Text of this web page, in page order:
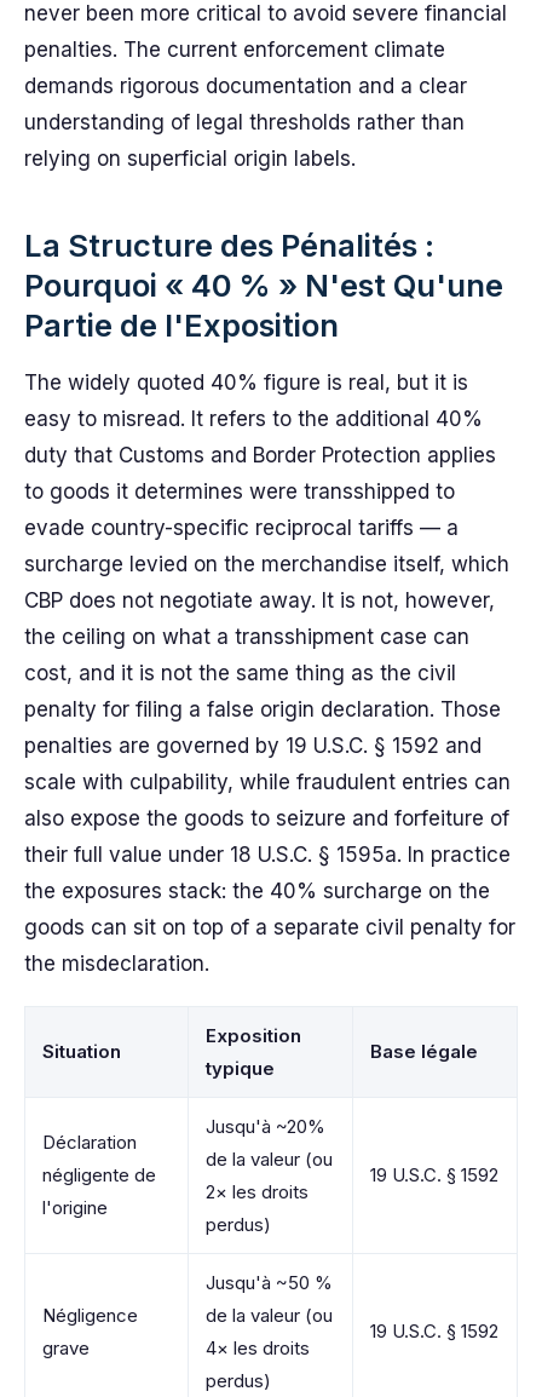
never been more critical to avoid severe financial
penalties. The current enforcement climate
demands rigorous documentation and a clear
understanding of legal thresholds rather than
relying on superficial origin labels.
La Structure des Pénalités :
Pourquoi « 40 % » N'est Qu'une
Partie de l'Exposition
The widely quoted 40% figure is real, but it is
easy to misread. It refers to the additional 40%
duty that Customs and Border Protection applies
to goods it determines were transshipped to
evade country-specific reciprocal tariffs — a
surcharge levied on the merchandise itself, which
CBP does not negotiate away. It is not, however,
the ceiling on what a transshipment case can
cost, and it is not the same thing as the civil
penalty for filing a false origin declaration. Those
penalties are governed by 19 U.S.C. § 1592 and
scale with culpability, while fraudulent entries can
also expose the goods to seizure and forfeiture of
their full value under 18 U.S.C. § 1595a. In practice
the exposures stack: the 40% surcharge on the
goods can sit on top of a separate civil penalty for
the misdeclaration.
Situation
Exposition
typique
Base légale
Déclaration
négligente de
l'origine
Jusqu'à ~20%
de la valeur (ou
2× les droits
perdus)
19 U.S.C. § 1592
Négligence
grave
Jusqu'à ~50 %
de la valeur (ou
4× les droits
perdus)
19 U.S.C. § 1592